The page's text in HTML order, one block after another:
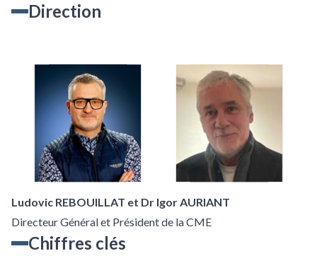
Direction
Ludovic REBOUILLAT et Dr Igor AURIANT
Directeur Général et Président de la CME
Chiffres clés